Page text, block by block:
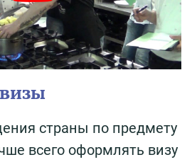
страны по предмету
всего оформлять визу